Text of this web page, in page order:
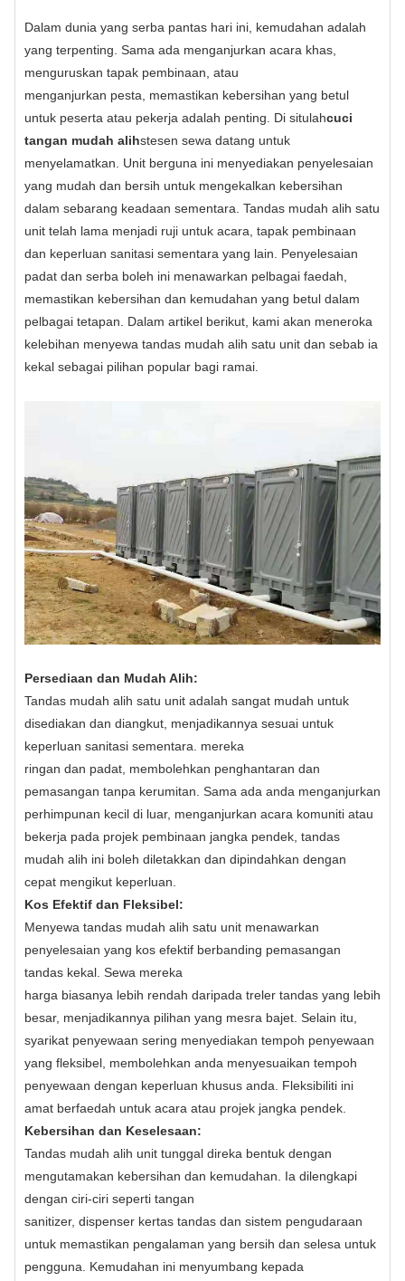
Dalam dunia yang serba pantas hari ini, kemudahan adalah
yang terpenting. Sama ada menganjurkan acara khas,
menguruskan tapak pembinaan, atau
menganjurkan pesta, memastikan kebersihan yang betul
untuk peserta atau pekerja adalah penting. Di situlahcuci
tangan mudah alihstesen sewa datang untuk
menyelamatkan. Unit berguna ini menyediakan penyelesaian
yang mudah dan bersih untuk mengekalkan kebersihan
dalam sebarang keadaan sementara. Tandas mudah alih satu
unit telah lama menjadi ruji untuk acara, tapak pembinaan
dan keperluan sanitasi sementara yang lain. Penyelesaian
padat dan serba boleh ini menawarkan pelbagai faedah,
memastikan kebersihan dan kemudahan yang betul dalam
pelbagai tetapan. Dalam artikel berikut, kami akan meneroka
kelebihan menyewa tandas mudah alih satu unit dan sebab ia
kekal sebagai pilihan popular bagi ramai.
Persediaan dan Mudah Alih:
Tandas mudah alih satu unit adalah sangat mudah untuk
disediakan dan diangkut, menjadikannya sesuai untuk
keperluan sanitasi sementara. mereka
ringan dan padat, membolehkan penghantaran dan
pemasangan tanpa kerumitan. Sama ada anda menganjurkan
perhimpunan kecil di luar, menganjurkan acara komuniti atau
bekerja pada projek pembinaan jangka pendek, tandas
mudah alih ini boleh diletakkan dan dipindahkan dengan
cepat mengikut keperluan.
Kos Efektif dan Fleksibel:
Menyewa tandas mudah alih satu unit menawarkan
penyelesaian yang kos efektif berbanding pemasangan
tandas kekal. Sewa mereka
harga biasanya lebih rendah daripada treler tandas yang lebih
besar, menjadikannya pilihan yang mesra bajet. Selain itu,
syarikat penyewaan sering menyediakan tempoh penyewaan
yang fleksibel, membolehkan anda menyesuaikan tempoh
penyewaan dengan keperluan khusus anda. Fleksibiliti ini
amat berfaedah untuk acara atau projek jangka pendek.
Kebersihan dan Keselesaan:
Tandas mudah alih unit tunggal direka bentuk dengan
mengutamakan kebersihan dan kemudahan. Ia dilengkapi
dengan ciri-ciri seperti tangan
sanitizer, dispenser kertas tandas dan sistem pengudaraan
untuk memastikan pengalaman yang bersih dan selesa untuk
pengguna. Kemudahan ini menyumbang kepada